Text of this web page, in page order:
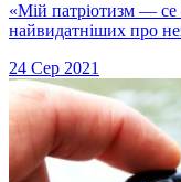
«Мій патріотизм —
найвидатніших про
24 Сер 2021